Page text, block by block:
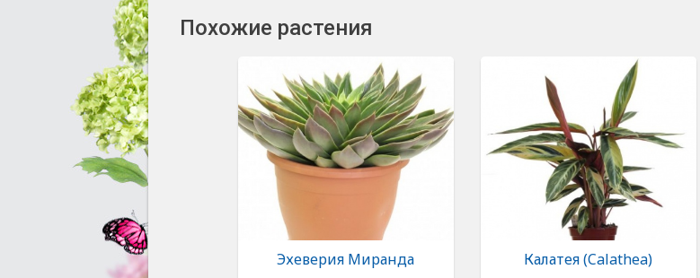
Похожие растения
Эхеверия Миранда Калатея (Calathea)